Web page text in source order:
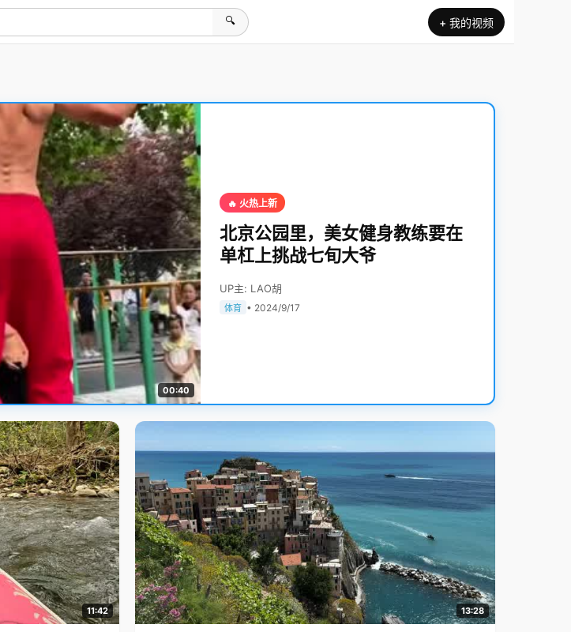
🔍 + 我的视频
00:40
🔥 火热上新
北京公园里，美女健身教练要在
单杠上挑战七旬大爷
UP主: LAO胡
体育 • 2024/9/17
11:42 13:28